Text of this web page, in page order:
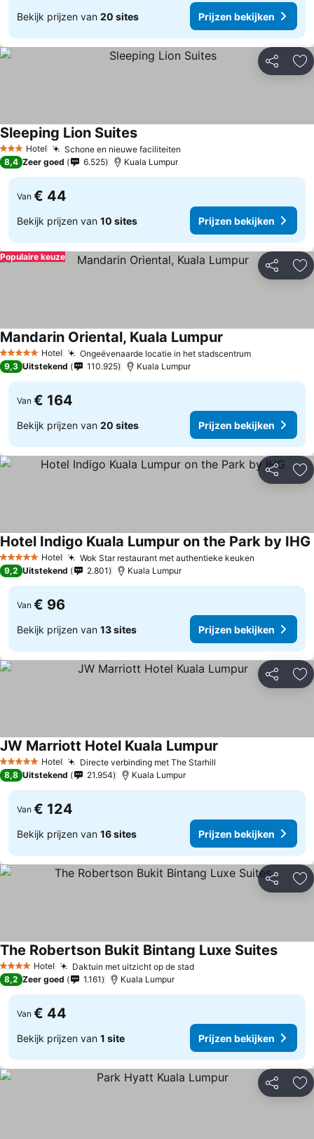
Bekijk prijzen van 20 sites Prijzen bekijken
Delen
3 SterrenHotel Schone en nieuwe faciliteiten
Sleeping Lion Suites
8,4 Zeer goed 6.525 Kuala Lumpur
Van € 44
Bekijk prijzen van 10 sites Prijzen bekijken
Delen
Populaire keuze
5 Sterren Hotel Ongeëvenaarde locatie in het stadscentrum
Mandarin Oriental, Kuala Lumpur
9,3 Uitstekend 110.925 Kuala Lumpur
Van € 164
Bekijk prijzen van 20 sites Prijzen bekijken
Delen
5 Sterren Hotel Wok Star restaurant met authentieke keuken
Hotel Indigo Kuala Lumpur on the Park by IHG
9,2 Uitstekend 2.801 Kuala Lumpur
Van € 96
Bekijk prijzen van 13 sites Prijzen bekijken
Delen
5 Sterren Hotel Directe verbinding met The Starhill
JW Marriott Hotel Kuala Lumpur
8,8 Uitstekend 21.954 Kuala Lumpur
Van € 124
Bekijk prijzen van 16 sites Prijzen bekijken
Delen
4 SterrenHotel Daktuin met uitzicht op de stad
The Robertson Bukit Bintang Luxe Suites
8,2 Zeer goed 1.161 Kuala Lumpur
Van € 44
Bekijk prijzen van 1 site Prijzen bekijken
Delen